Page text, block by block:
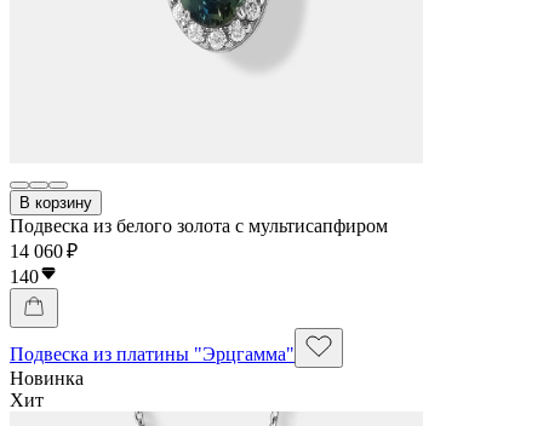
В корзину
Подвеска из белого золота с мультисапфиром
14 060 ₽
140
Подвеска из платины "Эрцгамма"
Новинка
Хит